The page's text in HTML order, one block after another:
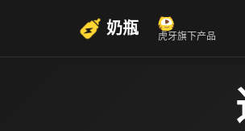
奶瓶 虎牙旗下产品